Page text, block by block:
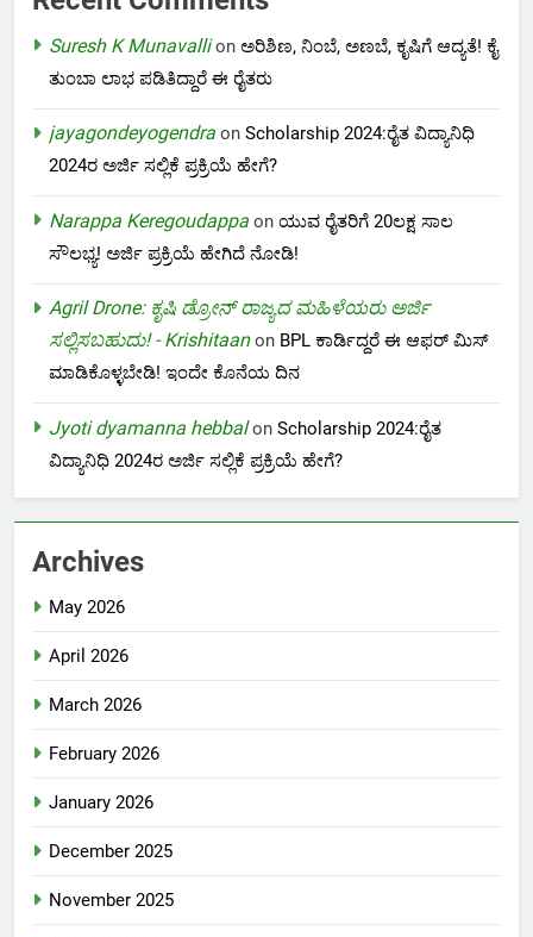
Suresh K Munavallion ಅರಿಶಿಣ, ನಿಂಬೆ, ಅಣಬೆ, ಕೃಷಿಗೆ ಆದ್ಯತೆ! ಕೈ
ತುಂಬಾ ಲಾಭ ಪಡಿತಿದ್ದಾರೆ ಈ ರೈತರು
jayagondeyogendra on Scholarship 2024:ರೈತ ವಿದ್ಯಾನಿಧಿ
2024ರ ಅರ್ಜಿ ಸಲ್ಲಿಕೆ ಪ್ರಕ್ರಿಯೆ ಹೇಗೆ?
Narappa Keregoudappa on ಯುವ ರೈತರಿಗೆ 20ಲಕ್ಷ ಸಾಲ
ಸೌಲಭ್ಯ! ಅರ್ಜಿ ಪ್ರಕ್ರಿಯೆ ಹೇಗಿದೆ ನೋಡಿ!
Agril Drone: ಕೃಷಿ ಡ್ರೋನ್ ರಾಜ್ಯದ ಮಹಿಳೆಯರು ಅರ್ಜಿ
ಸಲ್ಲಿಸಬಹುದು! - Krishitaanon BPL ಕಾರ್ಡಿದ್ದರೆ ಈ ಆಫರ್ ಮಿಸ್
ಮಾಡಿಕೊಳ್ಳಬೇಡಿ! ಇಂದೇ ಕೊನೆಯ ದಿನ
Jyoti dyamanna hebbalon Scholarship 2024:ರೈತ
ವಿದ್ಯಾನಿಧಿ 2024ರ ಅರ್ಜಿ ಸಲ್ಲಿಕೆ ಪ್ರಕ್ರಿಯೆ ಹೇಗೆ?
Archives
May 2026
April 2026
March 2026
February 2026
January 2026
December 2025
November 2025